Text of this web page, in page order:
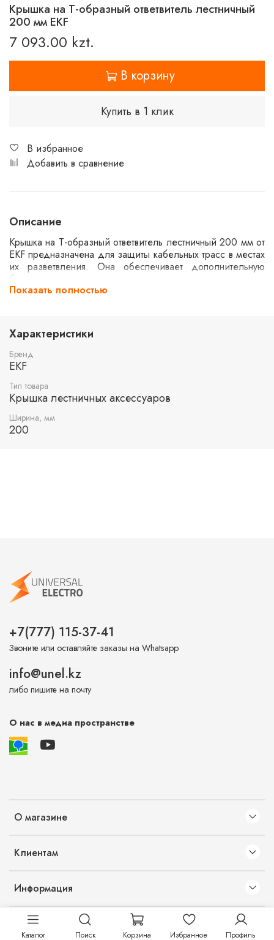
Крышка на Т-образный ответвитель лестничный
200 мм EKF
7 093.00 kzt.
В корзину
Купить в 1 клик
В избранное
Добавить в сравнение
Описание
Крышка на Т-образный ответвитель лестничный 200 мм от
EKF предназначена для защиты кабельных трасс в местах
их разветвления. Она обеспечивает дополнительную
безопасность и предотвращает попадание пыли и влаги
внутрь системы. Изделие совместимо с лестничными
установках.
Показать полностью
Характеристики
Бренд
EKF
Тип товара
Крышка лестничных аксессуаров
Ширина, мм
200
О магазине
Клиентам
Информация
+7(777) 115-37-41
Звоните или оставляйте заказы на Whatsapp
info@unel.kz
либо пишите на почту
О нас в медиа пространстве
Каталог Поиск Корзина Избранное Профиль